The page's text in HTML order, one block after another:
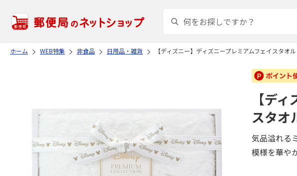
ホーム WEB特集 非食品 日用品・雑貨 【ディズニー】ディズニープレミアムフェイスタ
【デ
スタ
気品溢れる
模様を華や